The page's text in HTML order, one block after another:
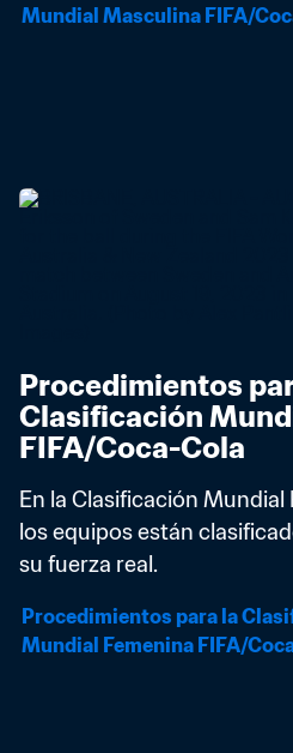
Mundial Masculina FIFA/
Procedimientos
Clasificación
FIFA/Coca-Cola
En la Clasificación Mundial
los equipos están
su fuerza real.
Procedimientos para la
Mundial Femenina FIFA/